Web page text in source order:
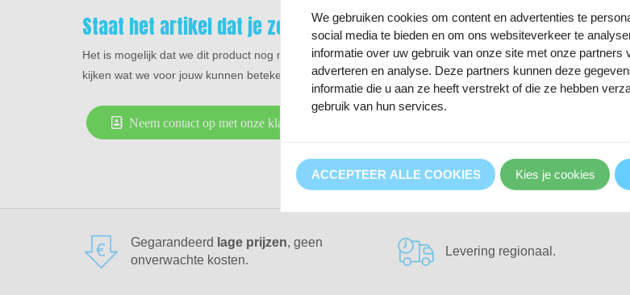
Staat het artikel dat je zoekt er niet tussen?
Het is mogelijk dat we dit product nog niet toegevoegd hebben aan onze website of nog niet in het
kijken wat we voor jouw kunnen betekenen om het artikel naar wens voor jouw op voorraad te krijgen!
Neem contact op met onze klantenservice
Gegarandeerd lage prijzen, geen
onverwachte kosten.
Levering regionaal.
We gebruiken cookies om content en advertenties te
social media te bieden en om ons websiteverkeer te
informatie over uw gebruik van onze site met onze partners
adverteren en analyse. Deze partners kunnen deze
informatie die u aan ze heeft verstrekt of die ze hebben
gebruik van hun services.
ACCEPTEER ALLE COOKIES Kies je cookies